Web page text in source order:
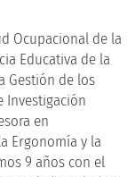
Ocupacional de la
Educativa de la
Gestión de los
Investigación
en
Ergonomía y la
9 años con el